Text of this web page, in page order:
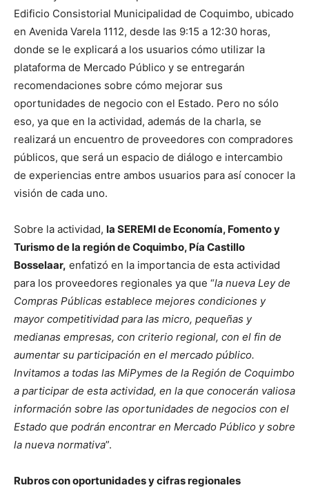
Edificio Consistorial Municipalidad de Coquimbo, ubicado
en Avenida Varela 1112, desde las 9:15 a 12:30 horas,
donde se le explicará a los usuarios cómo utilizar la
plataforma de Mercado Público y se entregarán
recomendaciones sobre cómo mejorar sus
oportunidades de negocio con el Estado. Pero no sólo
eso, ya que en la actividad, además de la charla, se
realizará un encuentro de proveedores con compradores
públicos, que será un espacio de diálogo e intercambio
de experiencias entre ambos usuarios para así conocer la
visión de cada uno.
Sobre la actividad, la SEREMI de Economía, Fomento y
Turismo de la región de Coquimbo, Pía Castillo
Bosselaar, enfatizó en la importancia de esta actividad
para los proveedores regionales ya que “la nueva Ley de
Compras Públicas establece mejores condiciones y
mayor competitividad para las micro, pequeñas y
medianas empresas, con criterio regional, con el fin de
aumentar su participación en el mercado público.
Invitamos a todas las MiPymes de la Región de Coquimbo
a participar de esta actividad, en la que conocerán valiosa
información sobre las oportunidades de negocios con el
Estado que podrán encontrar en Mercado Público y sobre
la nueva normativa”.
Rubros con oportunidades y cifras regionales